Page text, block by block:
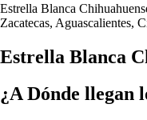
Estrella Blanca
Zacatecas, Aguascalientes,
Estrella Blanca
¿A Dónde llegan